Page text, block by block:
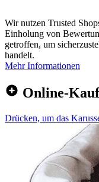
Wir nutzen Trusted
Einholung von
getroffen, um
handelt.
Mehr Informationen
Online-
Drücken, um das